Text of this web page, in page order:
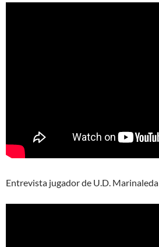
Entrevista jugador de U.D. Marinaleda